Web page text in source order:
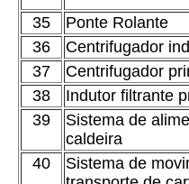
35 Ponte Rolante
36
Centrifugador
37
Centrifugador
38
Indutor filtrante
39
Sistema de
caldeira
40
Sistema de